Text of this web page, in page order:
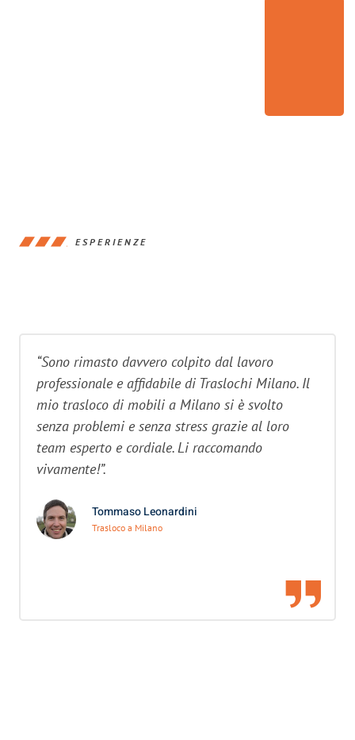
ESPERIENZE
“Sono rimasto davvero colpito dal lavoro
professionale e affidabile di Traslochi Milano. Il
mio trasloco di mobili a Milano si è svolto
senza problemi e senza stress grazie al loro
team esperto e cordiale. Li raccomando
vivamente!”.
Tommaso Leonardini
Trasloco a Milano